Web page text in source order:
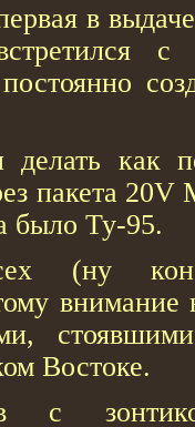
в
как
пакета 20V
было Ту-95.
(ну
внимание
Востоке.
с